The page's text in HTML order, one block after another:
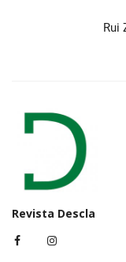
Rui
Revista Descla